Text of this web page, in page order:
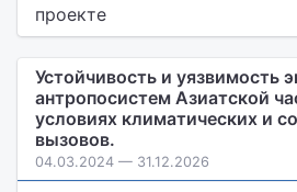
проекте
Устойчивость и уязвимость
антропосистем Азиатской
условиях климатических и
вызовов.
04.03.2024 — 31.12.2026